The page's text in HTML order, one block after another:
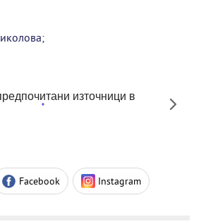
източници в
Facebook Instagram